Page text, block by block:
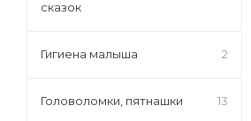
сказок
Гигиена малыша 2
Головоломки, пятнашки 13